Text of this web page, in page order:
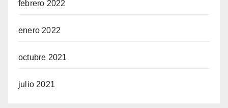
febrero 2022
enero 2022
octubre 2021
julio 2021